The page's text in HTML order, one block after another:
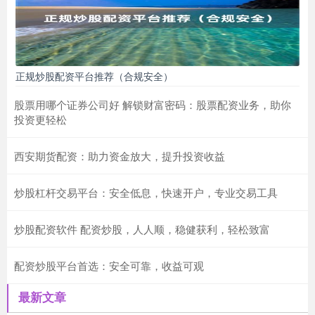
正规炒股配资平台推荐（合规安全）
股票用哪个证券公司好 解锁财富密码：股票配资业务，助你
投资更轻松
西安期货配资：助力资金放大，提升投资收益
炒股杠杆交易平台：安全低息，快速开户，专业交易工具
炒股配资软件 配资炒股，人人顺，稳健获利，轻松致富
配资炒股平台首选：安全可靠，收益可观
最新文章